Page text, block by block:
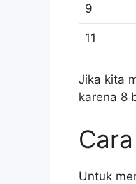
9
11
Jika kita
karena 8
Untuk